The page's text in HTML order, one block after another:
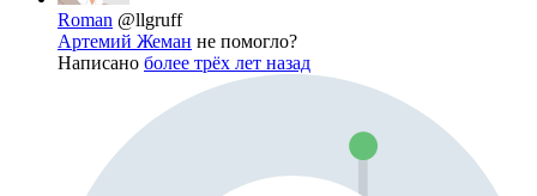
Roman @llgruff
Артемий Жеман не помогло?
Написано более трёх лет назад